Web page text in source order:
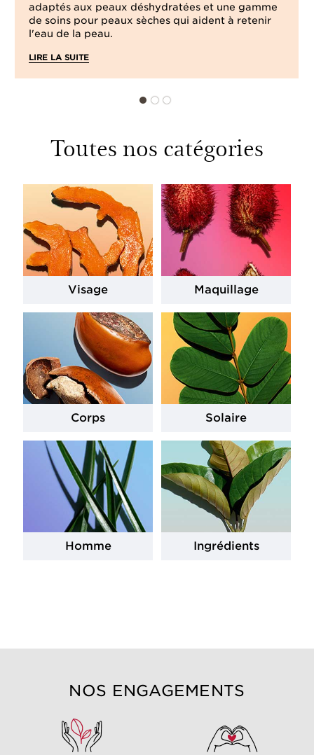
adaptés aux peaux déshydratées et une gamme
de soins pour peaux sèches qui aident à retenir
l'eau de la peau.
LIRE LA SUITE
Toutes nos catégories
Visage Maquillage
Corps Solaire
Homme Ingrédients
NOS ENGAGEMENTS